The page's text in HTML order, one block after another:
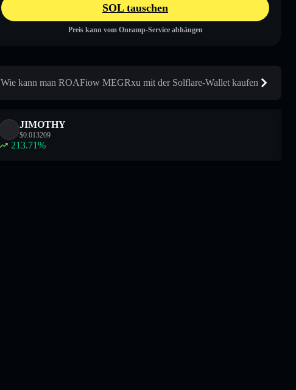
SOL tauschen
Preis kann vom Onramp-Service abhängen
Wie kann man ROAFiow MEGRxu mit der Solflare-Wallet kaufen
JIMOTHY
$0.013209
213.71%